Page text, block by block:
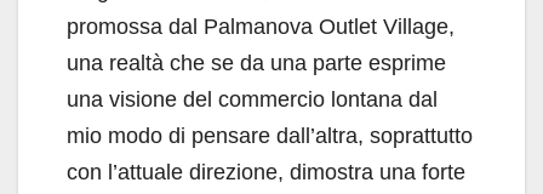
promossa dal Palmanova Outlet Village,
una realtà che se da una parte esprime
una visione del commercio lontana dal
mio modo di pensare dall’altra, soprattutto
con l’attuale direzione, dimostra una forte